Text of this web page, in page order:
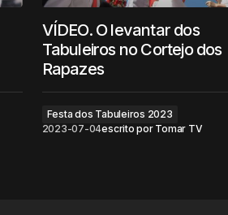
VÍDEO. O levantar dos
Tabuleiros no Cortejo dos
Rapazes
Festa dos Tabuleiros 2023
2023-07-04escrito por Tomar TV